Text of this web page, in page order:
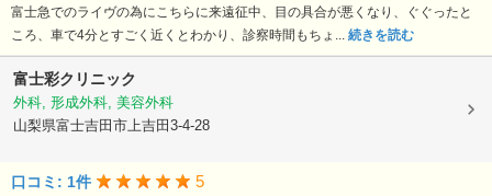
富士急でのライヴの為にこちらに来遠征中、目の具合が悪くなり、ぐぐったと
ころ、車で4分とすごく近くとわかり、診察時間もちょ... 続きを読む
富士彩クリニック
外科, 形成外科, 美容外科
山梨県富士吉田市上吉田3-4-28
口コミ: 1件 5